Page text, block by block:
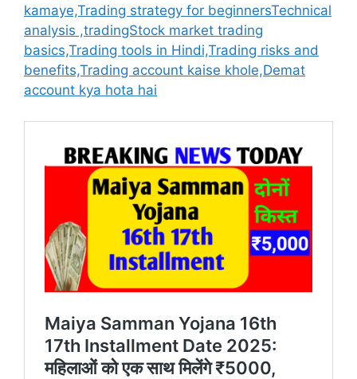
kamaye,Trading strategy for beginnersTechnical
analysis ,tradingStock market trading
basics,Trading tools in Hindi,Trading risks and
benefits,Trading account kaise khole,Demat
account kya hota hai